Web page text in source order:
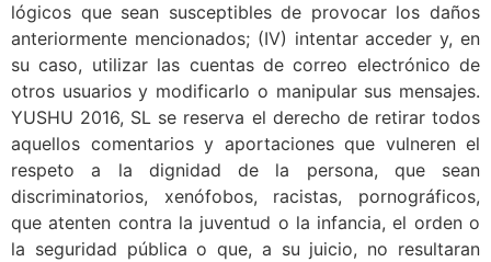
lógicos que sean susceptibles de provocar los daños
anteriormente mencionados; (IV) intentar acceder y, en
su caso, utilizar las cuentas de correo electrónico de
otros usuarios y modificarlo o manipular sus mensajes.
YUSHU 2016, SL se reserva el derecho de retirar todos
aquellos comentarios y aportaciones que vulneren el
respeto a la dignidad de la persona, que sean
discriminatorios, xenófobos, racistas, pornográficos,
que atenten contra la juventud o la infancia, el orden o
la seguridad pública o que, a su juicio, no resultaran